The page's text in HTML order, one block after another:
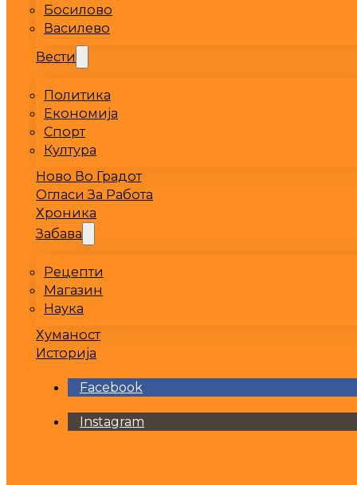
Босилово
Василево
Вести
Политика
Економија
Спорт
Култура
Ново Во Градот
Огласи За Работа
Хроника
Забава
Рецепти
Магазин
Наука
Хуманост
Историја
Facebook
Instagram